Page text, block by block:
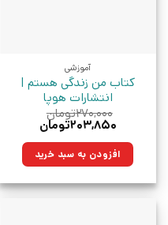
آموزشی
کتاب من زندگی هستم |
انتشارات هوپا
۲۷۰,۰۰۰تومان
قیمت
۲۷۰,۰۰۰تومان
بود.
۲۰۳,۸۵۰تومان
۲۰۳,۸۵۰تومان.افزودن به سبد خرید